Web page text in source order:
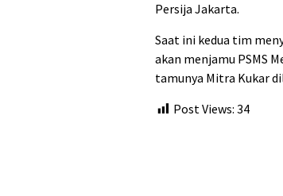
Persija Jakarta.
Saat ini kedua tim
akan menjamu PSMS
tamunya Mitra Kukar
Post Views: 34